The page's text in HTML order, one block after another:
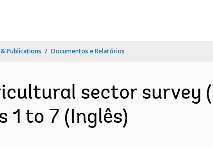
Publications Documentos e Relatórios
sector survey
1 to 7 (Inglês)